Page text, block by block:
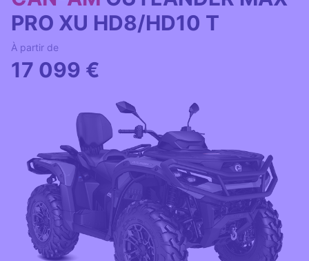
PRO XU HD8/HD10 T
À partir de
17 099 €